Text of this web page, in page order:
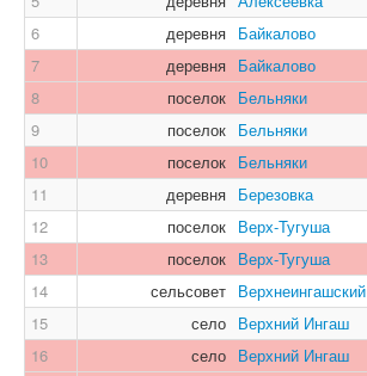
6
деревня Байкалово
7
деревня Байкалово
8
поселок Бельняки
9
поселок Бельняки
10
поселок Бельняки
11
деревня Березовка
12
поселок Верх-Тугуша
13
поселок Верх-Тугуша
14
сельсовет Верхнеингашский
15
село Верхний Ингаш
16
село Верхний Ингаш